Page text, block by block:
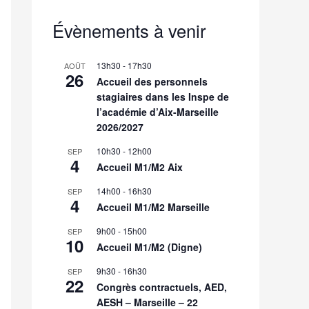
Évènements à venir
AOÛT
26
13h30 - 17h30
Accueil des personnels
stagiaires dans les Inspe de
l’académie d’Aix-Marseille
2026/2027
SEP
4
10h30 - 12h00
Accueil M1/M2 Aix
SEP
4
14h00 - 16h30
Accueil M1/M2 Marseille
SEP
10
9h00 - 15h00
Accueil M1/M2 (Digne)
SEP
22
9h30 - 16h30
Congrès contractuels, AED,
AESH – Marseille – 22